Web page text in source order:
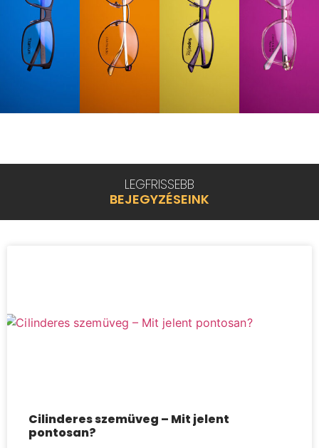
LEGFRISSEBB
BEJEGYZÉSEINK
Cilinderes szemüveg – Mit jelent
pontosan?